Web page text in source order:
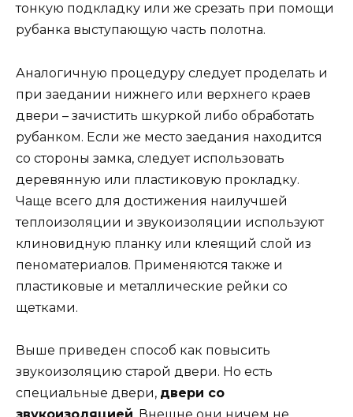
тонкую подкладку или же срезать при помощи
рубанка выступающую часть полотна.
Аналогичную процедуру следует проделать и
при заедании нижнего или верхнего краев
двери – зачистить шкуркой либо обработать
рубанком. Если же место заедания находится
со стороны замка, следует использовать
деревянную или пластиковую прокладку.
Чаще всего для достижения наилучшей
теплоизоляции и звукоизоляции используют
клиновидную планку или клеящий слой из
пеноматериалов. Применяются также и
пластиковые и металлические рейки со
щетками.
Выше приведен способ как повысить
звукоизоляцию старой двери. Но есть
специальные двери, двери со